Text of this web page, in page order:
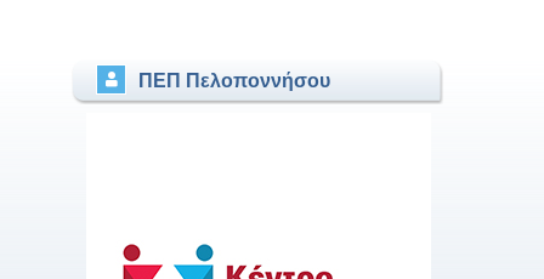
ΠΕΠ Πελοποννήσου